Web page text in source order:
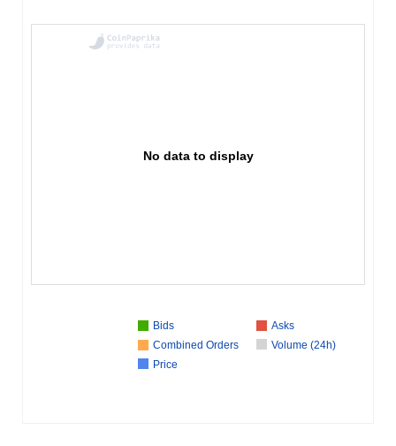
No data to display
Bids
Asks
Combined Orders
Volume (24h)
Price